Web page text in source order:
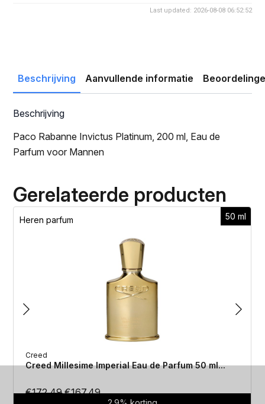
Last updated: 2026-08-08 06:52:52
Beschrijving Aanvullende informatie
Beschrijving
Paco Rabanne Invictus Platinum, 200 ml, Eau de
Parfum voor Mannen
Gerelateerde producten
50 ml
Heren parfum
Creed
Creed Millesime Imperial Eau de Parfum 50 ml...
€172.49Oorspronkelijke
€167.49Huidige